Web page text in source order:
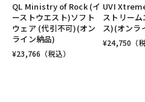
QL Ministry of Rock (イ
ーストウエスト)ソフト
ウェア (代引不可)(オン
ライン納品)
¥23,766 （税込）
UVI
ストリー
ス)(オンラ
¥24,750 （